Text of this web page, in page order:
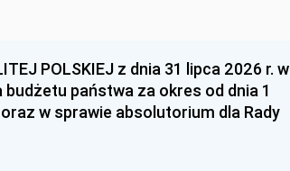
POLSKIEJ z dnia 31 lipca 2026 r. w
państwa za okres od dnia 1
w sprawie absolutorium dla Rady